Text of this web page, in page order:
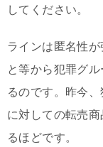
してください。
ラインは匿名性
と等から犯罪グ
るのです。昨今
に対しての転売
るほどです。